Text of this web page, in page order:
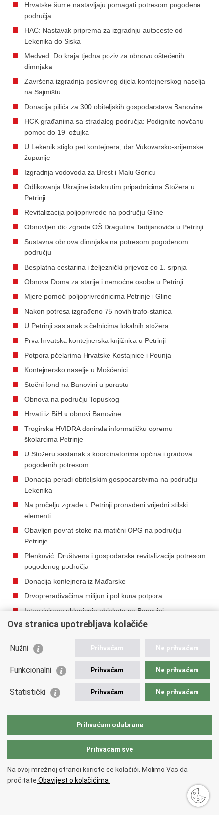
Hrvatske šume nastavljaju pomagati potresom pogođena
područja
HAC: Nastavak priprema za izgradnju autoceste od
Lekenika do Siska
Medved: Do kraja tjedna poziv za obnovu oštećenih
dimnjaka
Završena izgradnja poslovnog dijela kontejnerskog naselja
na Sajmištu
Donacija pilića za 300 obiteljskih gospodarstava Banovine
HCK građanima sa stradalog područja: Podignite novčanu
pomoć do 19. ožujka
U Lekenik stiglo pet kontejnera, dar Vukovarsko-srijemske
županije
Izgradnja vodovoda za Brest i Malu Goricu
Odlikovanja Ukrajine istaknutim pripadnicima Stožera u
Petrinji
Revitalizacija poljoprivrede na području Gline
Obnovljen dio zgrade OŠ Dragutina Tadijanovića u Petrinji
Sustavna obnova dimnjaka na potresom pogođenom
području
Besplatna cestarina i željeznički prijevoz do 1. srpnja
Obnova Doma za starije i nemoćne osobe u Petrinji
Mjere pomoći poljoprivrednicima Petrinje i Gline
Nakon potresa izgrađeno 75 novih trafo-stanica
U Petrinji sastanak s čelnicima lokalnih stožera
Prva hrvatska kontejnerska knjižnica u Petrinji
Potpora pčelarima Hrvatske Kostajnice i Pounja
Kontejnersko naselje u Mošćenici
Stočni fond na Banovini u porastu
Obnova na području Topuskog
Hrvati iz BiH u obnovi Banovine
Trogirska HVIDRA donirala informatičku opremu
školarcima Petrinje
U Stožeru sastanak s koordinatorima općina i gradova
pogođenih potresom
Donacija peradi obiteljskim gospodarstvima na području
Lekenika
Na pročelju zgrade u Petrinji pronađeni vrijedni stilski
elementi
Obavljen povrat stoke na matični OPG na području
Petrinje
Plenković: Društvena i gospodarska revitalizacija potresom
pogođenog područja
Donacija kontejnera iz Mađarske
Drvoprerađivačima milijun i pol kuna potpora
Intenzivirano uklanjanje objekata na Banovini
Potpora stočarima na području Banovine
Stožer za otklanjanje posljedica potresa u Hrvatskoj
Kostajnici
Besplatno cijepljenje i liječenje životinja na potresom
pogođenim područjima
potresom
pogođenima potresom
Mikro poduzetnicima iz Sisačko-moslavačke županije do
30.000 kuna za saniranje posljedica potresa
Ova stranica upotrebljava kolačiće
Nužni Prihvaćam Ne prihvaćam
Funkcionalni Prihvaćam Ne prihvaćam
Statistički Prihvaćam Ne prihvaćam
Prihvaćam odabrane
Prihvaćam sve
Na ovoj mrežnoj stranci koriste se kolačići. Molimo Vas da
pročitate Obavijest o kolačićima.